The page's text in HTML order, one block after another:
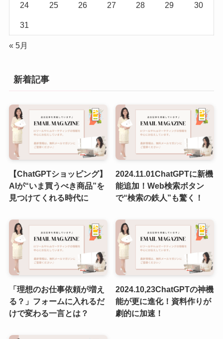
24 25 26 27 28 29 30
31
« 5月
新着記事
【ChatGPTショッピング】
AIが“いま買うべき商品”を
見つけてくれる時代に
2024.11.01ChatGPTに新機
能追加！Web検索ボタン
で“検索の鉄人”も驚く！
「理想のお仕事依頼が増え
る？」フォームに入れるだ
けで変わる一言とは？
2024.10,23ChatGPTの神機
能が更に進化！資料作りが
劇的に加速！